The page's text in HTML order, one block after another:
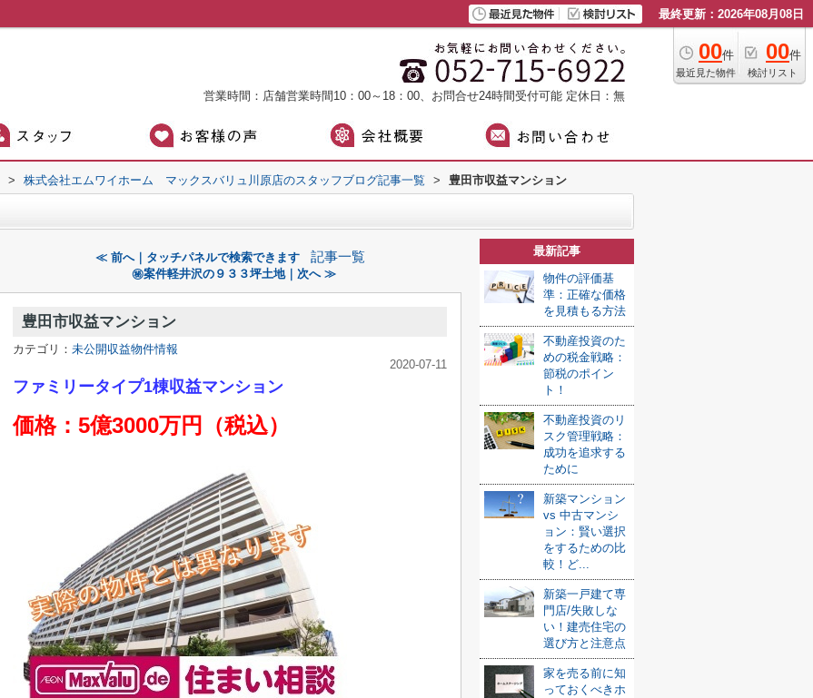
最終更新：2026年08月08日
00件
最近見た物件
00件
検討リスト
営業時間：店舗営業時間10：00～18：00、お問合せ24時間受付可能 定休日：無
> 株式会社エムワイホーム マックスバリュ川原店のスタッフブログ記事一覧 > 豊田市収益マンション
≪ 前へ｜タッチパネルで検索できます 記事一覧
㊙案件軽井沢の９３３坪土地｜次へ ≫
豊田市収益マンション
カテゴリ： 未公開収益物件情報
2020-07-11
ファミリータイプ1棟収益マンション
価格：5億3000万円（税込）
最新記事
物件の評価基
準：正確な価格
を見積もる方法
不動産投資のた
めの税金戦略：
節税のポイン
ト！
不動産投資のリ
スク管理戦略：
成功を追求する
ために
新築マンション
vs 中古マンシ
ョン：賢い選択
をするための比
較！ど...
新築一戸建て専
門店/失敗しな
い！建売住宅の
選び方と注意点
家を売る前に知
っておくべきホ